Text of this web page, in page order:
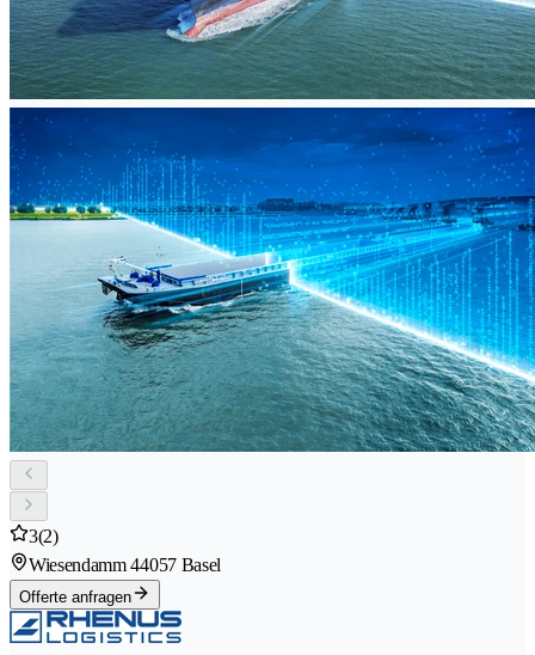
3(2)
Wiesendamm 44057 Basel
Offerte anfragen